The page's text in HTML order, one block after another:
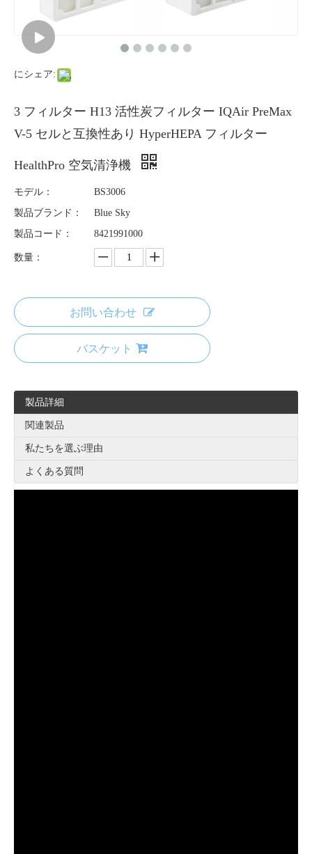
にシェア:
3 フィルター H13 活性炭フィルター IQAir PreMax
V-5 セルと互換性あり HyperHEPA フィルター
HealthPro 空気清浄機
モデル：
BS3006
製品ブランド：
Blue Sky
製品コード：
8421991000
数量：
お問い合わせ
バスケット
製品詳細
関連製品
私たちを選ぶ理由
よくある質問